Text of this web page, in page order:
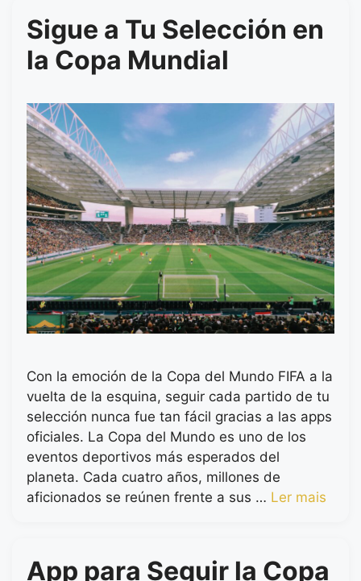
Sigue a Tu Selección en
la Copa Mundial
Con la emoción de la Copa del Mundo FIFA a la
vuelta de la esquina, seguir cada partido de tu
selección nunca fue tan fácil gracias a las apps
oficiales. La Copa del Mundo es uno de los
eventos deportivos más esperados del
planeta. Cada cuatro años, millones de
aficionados se reúnen frente a sus … Ler mais
App para Seguir la Copa